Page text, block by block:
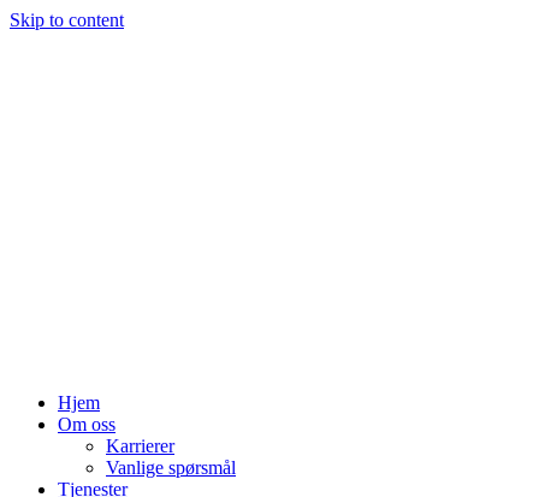
Skip to content
Hjem
Om oss
Karrierer
Vanlige spørsmål
Tjenester